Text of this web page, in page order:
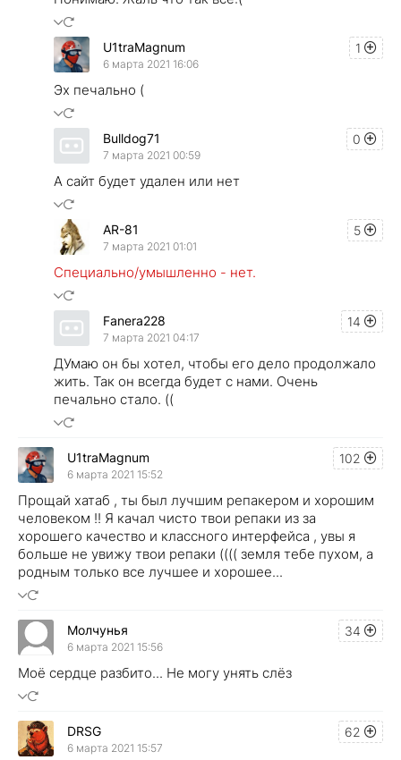
1
U1traMagnum
6 марта 2021 16:06
Эх печально (
0
Bulldog71
7 марта 2021 00:59
А сайт будет удален или нет
5
AR-81
7 марта 2021 01:01
Специально/умышленно - нет.
14
Fanera228
7 марта 2021 04:17
ДУмаю он бы хотел, чтобы его дело продолжало
жить. Так он всегда будет с нами. Очень
печально стало. ((
102
U1traMagnum
6 марта 2021 15:52
Прощай хатаб , ты был лучшим репакером и хорошим
человеком !! Я качал чисто твои репаки из за
хорошего качество и классного интерфейса , увы я
больше не увижу твои репаки (((( земля тебе пухом, а
родным только все лучшее и хорошее...
34
Молчунья
6 марта 2021 15:56
Моё сердце разбито... Не могу унять слёз
62
DRSG
6 марта 2021 15:57